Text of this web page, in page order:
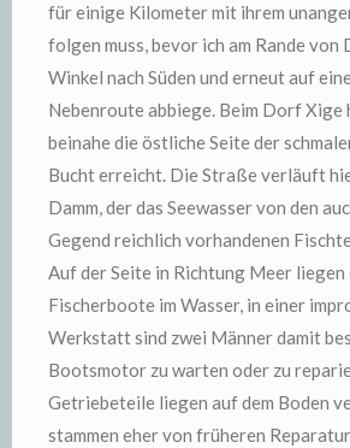
für einige Kilometer mit ihrem
folgen muss, bevor ich am Rande von
Winkel nach Süden und erneut auf
Nebenroute abbiege. Beim Dorf Xige
beinahe die östliche Seite der
Bucht erreicht. Die Straße verläuft
Damm, der das Seewasser von den
Gegend reichlich vorhandenen
Auf der Seite in Richtung Meer liegen
Fischerboote im Wasser, in einer
Werkstatt sind zwei Männer damit
Bootsmotor zu warten oder zu
Getriebeteile liegen auf dem Boden
stammen eher von früheren